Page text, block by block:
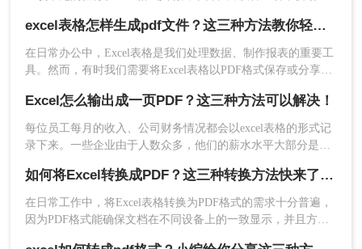
2、添加文件或者是拖拽文件添加，如果需要批量转
换可直接添加文件夹，这样就可以批量导入了。
3、文件上传后点击开始转换。
样转换成pdf呢？本文将介绍三种将电子表格转换成PDF的方
法。
excel表格怎样生成pdf文件？这三种方法教你轻松转换！
在日常办公中，Excel表格是我们处理数据、制作报表的重要工
具。然而，有时我们需要将Excel表格以PDF格式保存或分享，
文件具有跨平台性、不可编辑性和高清晰度等特点，使得它成
为了一种理想的文件格式。本文将详细介绍excel表格怎样生成
pdf文件，帮助大家更好地完成相关操作。
Excel怎么输出成一页PDF？这三种方法可以解决！
每位员工每月的收入、公司财务情况都会以excel表格的形式记
录下来。一些企业由于人数众多，他们的薪水水平大部分是不
把Excel怎么输出成一页PDF保存。那么要怎么将Excel转PDF
呢？小编就把excel转换pdf的操作方法告诉大家。
如何将Excel转换成PDF？这三种转换方法快来了解下！
在日常工作中，将Excel表格转换为PDF格式的需求十分普遍，
因为PDF格式能确保文档在不同设备上的一致显示，并且方便